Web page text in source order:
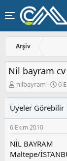
Arşiv
Nil bayram cv
K
o
u
y
u
b
a
ş
nilbayram
B
a
l
a
ç
6
Üyeler Görebilir
6 Ekim 2010
NİL BAYRAM
Maltepe/